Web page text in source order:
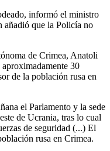
informó el ministro
añadió que la Policía no
de Crimea, Anatoli
30
de la población rusa en
el Parlamento y la sede
de Ucrania, tras lo cual
de seguridad (...) El
rusa en Crimea.